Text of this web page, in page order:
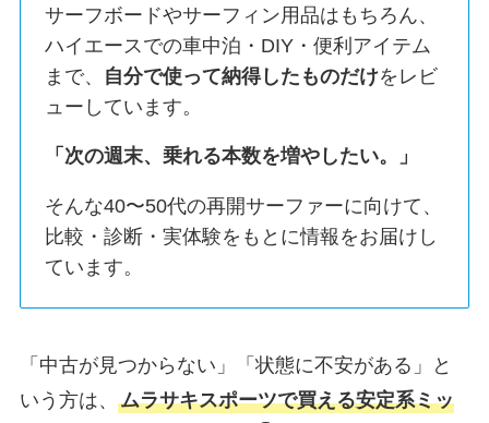
サーフボードやサーフィン用品はもちろん、
ハイエースでの車中泊・DIY・便利アイテム
まで、 自分で使って納得したものだけをレビ
ューしています。
「次の週末、乗れる本数を増やしたい。」
そんな40〜50代の再開サーファーに向けて、
比較・診断・実体験をもとに情報をお届けし
ています。
「中古が見つからない」「状態に不安がある」と
いう方は、 ムラサキスポーツで買える安定系ミッ